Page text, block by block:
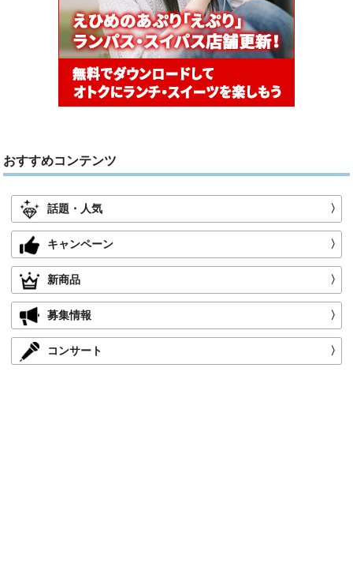
おすすめコンテンツ
話題・人気 〉
キャンペーン 〉
新商品 〉
募集情報 〉
コンサート 〉